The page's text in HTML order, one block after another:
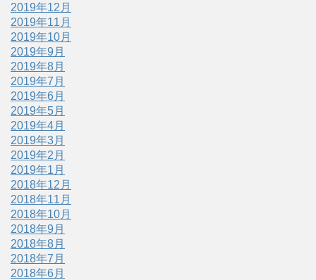
2019年12月
2019年11月
2019年10月
2019年9月
2019年8月
2019年7月
2019年6月
2019年5月
2019年4月
2019年3月
2019年2月
2019年1月
2018年12月
2018年11月
2018年10月
2018年9月
2018年8月
2018年7月
2018年6月